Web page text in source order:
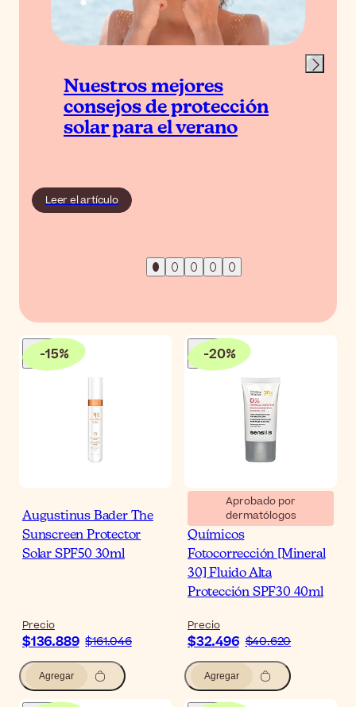
Nuestros mejores
consejos de protección
solar para el verano
Leer el artículo
-15%
Augustinus Bader The
Sunscreen Protector
Solar SPF50 30ml
Precio
$136.889 $161.046
Agregar
-20%
Aprobado por
dermatólogos
Sensilis 0% Filtros UV
Químicos
Fotocorrección [Mineral
30] Fluido Alta
Protección SPF30 40ml
Precio
$32.496 $40.620
Agregar